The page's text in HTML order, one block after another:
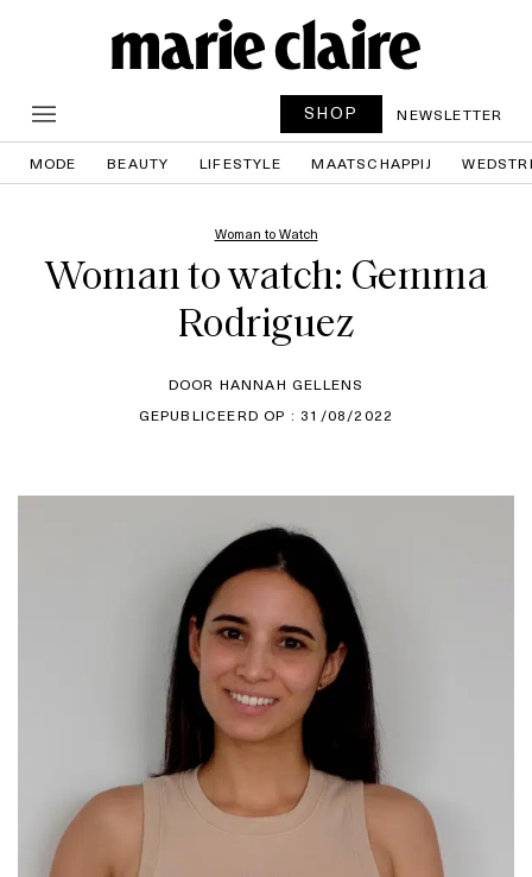
SHOP NEWSLETTER
MODE BEAUTY LIFESTYLE MAATSCHAPPIJ
Woman to Watch
Woman to watch: Gemma
Rodriguez
DOOR HANNAH GELLENS
GEPUBLICEERD OP : 31/08/2022